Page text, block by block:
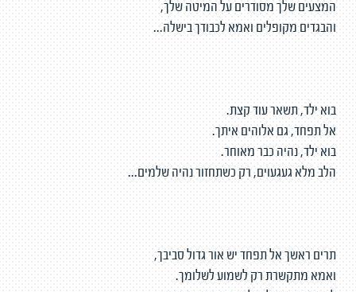
המצעים שלך מסודרים על המיטה שלך,
והבגדים מקופלים ואמא לכבודך בישלה...
בוא ילד, תשאר עוד קצת.
אל תפחד, גם אלוהים איתך.
בוא ילד, נהיה כבר מאוחר.
הלב מלא געגעוים, רק כשתחזור נהיה שלמים...
תרים ראשך אל תפחד יש אור גדול סביבך,
ואמא מתקשרת רק לשמוע לשלומך.